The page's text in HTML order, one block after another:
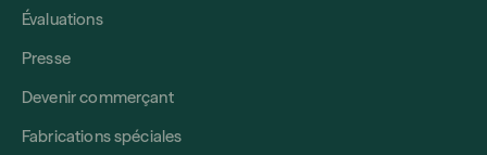
Évaluations
Presse
Devenir commerçant
Fabrications spéciales